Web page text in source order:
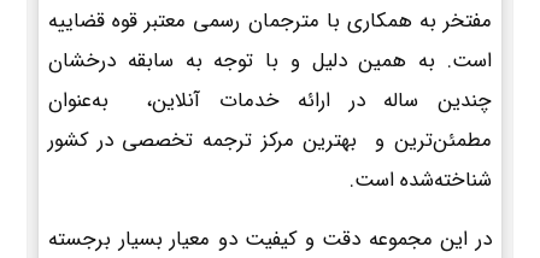
مفتخر به همکاری با مترجمان رسمی معتبر قوه قضاییه
است. به همین دلیل و با توجه به سابقه درخشان
چندین ساله در ارائه خدمات آنلاین، به‌عنوان
مطمئن‌ترین و بهترین مرکز ترجمه تخصصی در کشور
شناخته‌شده است.
در این مجموعه دقت و کیفیت دو معیار بسیار برجسته